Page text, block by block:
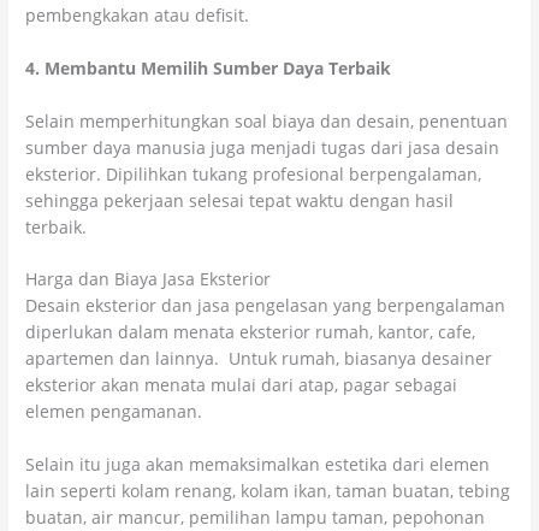
pembengkakan atau defisit.
4. Membantu Memilih Sumber Daya Terbaik
Selain memperhitungkan soal biaya dan desain, penentuan
sumber daya manusia juga menjadi tugas dari jasa desain
eksterior. Dipilihkan tukang profesional berpengalaman,
sehingga pekerjaan selesai tepat waktu dengan hasil
terbaik.
Harga dan Biaya Jasa Eksterior
Desain eksterior dan jasa pengelasan yang berpengalaman
diperlukan dalam menata eksterior rumah, kantor, cafe,
apartemen dan lainnya. Untuk rumah, biasanya desainer
eksterior akan menata mulai dari atap, pagar sebagai
elemen pengamanan.
Selain itu juga akan memaksimalkan estetika dari elemen
lain seperti kolam renang, kolam ikan, taman buatan, tebing
buatan, air mancur, pemilihan lampu taman, pepohonan